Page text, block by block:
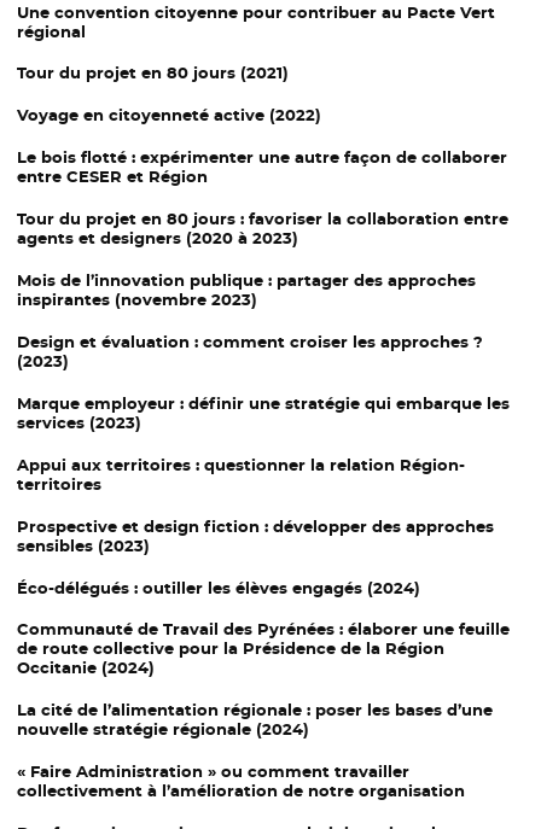
Uneconvention citoyenne pour contribuer au Pacte Vert
régional
Tour du projet en 80 jours (2021)
Voyage en citoyenneté active (2022)
Le bois flotté : expérimenter une autre façon de collaborer
entre CESER et Région
Tour du projet en 80 jours : favoriser la collaboration entre
agents et designers (2020 à 2023)
Mois de l’innovation publique : partager des approches
inspirantes (novembre 2023)
Design et évaluation : comment croiser les approches ?
(2023)
Marque employeur : définir une stratégie qui embarque les
services (2023)
Appui aux territoires : questionner la relation Région-
territoires
Prospective et design fiction : développer des approches
sensibles (2023)
Éco-délégués : outiller les élèves engagés (2024)
Communauté de Travail des Pyrénées : élaborer une feuille
de route collective pour la Présidence de la Région
Occitanie (2024)
La cité de l’alimentation régionale : poser les bases d’une
nouvelle stratégie régionale (2024)
« Faire Administration »ou comment travailler
collectivement à l’amélioration de notre organisation